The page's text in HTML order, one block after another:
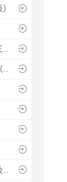








